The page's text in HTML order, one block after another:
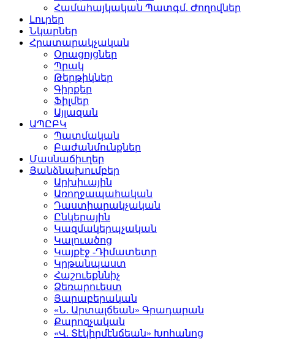
Համահայկական Պատգմ. Ժողովներ
Լուրեր
Նկարներ
Հրատարակչական
Օրացոյցներ
Պրակ
Թերթիկներ
Գիրքեր
Ֆիլմեր
Այլազան
ԱՊԸԲԿ
Պատմական
Բաժանմունքներ
Մասնաճիւղեր
Յանձնախումբեր
Արխիւային
Առողջապահական
Դաստիարակչական
Ընկերային
Կազմակերպչական
Կալուածոց
Կայքէջ -Դիմատետր
Կրթանպաստ
Հաշուեքննիչ
Ձեռարուեստ
Յարաբերական
«Ն. Արտալճեան» Գրադարան
Քարոզչական
«Վ. Տէկիրմէնճեան» Խոհանոց